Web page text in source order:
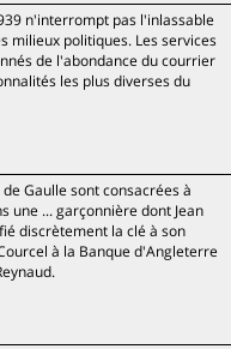
n'interrompt pas l'inlassable
milieux politiques. Les services
de l'abondance du courrier
les plus diverses du
Gaulle sont consacrées à
une ... garçonnière dont Jean
discrètement la clé à son
à la Banque d'Angleterre